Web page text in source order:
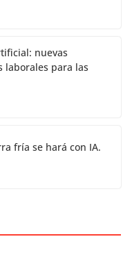
nuevas
laborales para las
fría se hará con IA.